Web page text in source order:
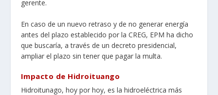
gerente.
En caso de un nuevo retraso y de no generar energía
antes del plazo establecido por la CREG, EPM ha dicho
que buscaría, a través de un decreto presidencial,
ampliar el plazo sin tener que pagar la multa.
Impacto de Hidroituango
Hidroitunago, hoy por hoy, es la hidroeléctrica más